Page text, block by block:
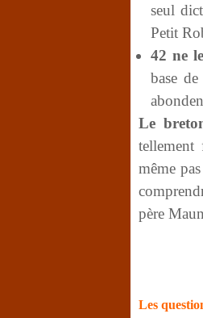
seul
Petit
42 ne
base
Le
même
père
Les